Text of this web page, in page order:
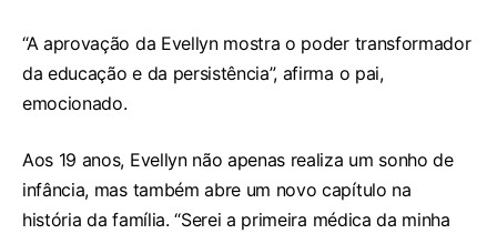
“A aprovação da Evellyn mostra o poder transformador
da educação e da persistência”, afirma o pai,
emocionado.
Aos 19 anos, Evellyn não apenas realiza um sonho de
infância, mas também abre um novo capítulo na
história da família. “Serei a primeira médica da minha